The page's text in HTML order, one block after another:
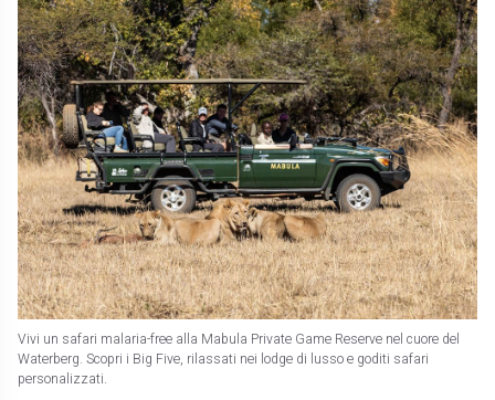
Vivi un safari malaria-free alla Mabula Private Game Reserve nel cuore del
Waterberg. Scopri i Big Five, rilassati nei lodge di lusso e goditi safari
personalizzati.